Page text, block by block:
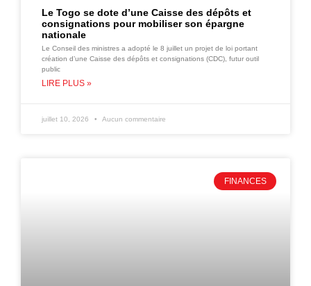
Le Togo se dote d’une Caisse des dépôts et
consignations pour mobiliser son épargne
nationale
Le Conseil des ministres a adopté le 8 juillet un projet de loi portant
création d’une Caisse des dépôts et consignations (CDC), futur outil
public
LIRE PLUS »
juillet 10, 2026 Aucun commentaire
FINANCES